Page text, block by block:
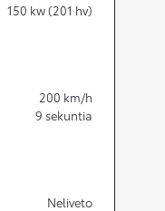
150 kw (201 hv)
200 km/h
9 sekuntia
Neliveto